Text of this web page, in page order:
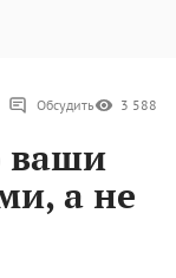
Обсудить 3 588
ваши
а не